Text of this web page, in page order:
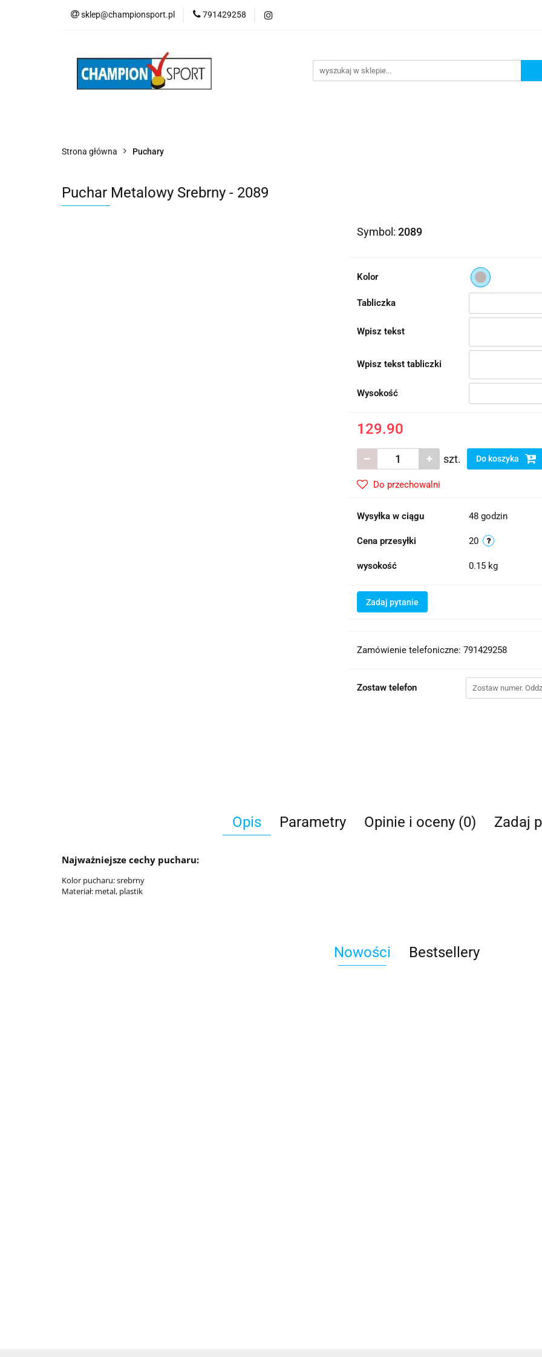
sklep@championsport.pl 791429258
Strona główna Puchary
Puchar Metalowy Srebrny - 2089
Symbol: 2089
Kolor
Tabliczka
Wpisz tekst
Wpisz tekst tabliczki
Wysokość
129.90
szt. Do koszyka
Do przechowalni
Wysyłka w ciągu 48 godzin
Cena przesyłki 20
wysokość 0.15 kg
Zadaj pytanie
Zamówienie telefoniczne: 791429258
Zostaw telefon
Opis Parametry Opinie i oceny (0) Zadaj
Najważniejsze cechy pucharu:
Kolor pucharu: srebrny
Materiał: metal, plastik
Nowości Bestsellery